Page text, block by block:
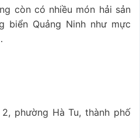
còn có nhiều món hải sản
biển Quảng Ninh như mực
phường Hà Tu, thành phố